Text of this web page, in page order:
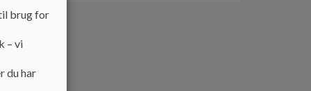
brug for
– vi
du har